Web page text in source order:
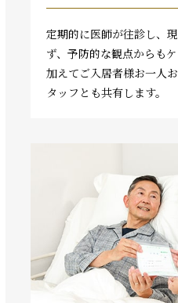
定期的に医師が往診し、
ず、予防的な観点からもケ
加えてご入居者様お一人
タッフとも共有します。